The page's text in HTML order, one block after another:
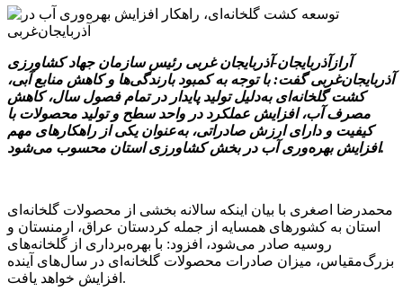
آرازآذربایجان-آذربایجان غربی رئیس سازمان جهاد کشاورزی
آذربایجان‌غربی گفت: با توجه به کمبود بارندگی‌ها و کاهش منابع آبی،
کشت گلخانه‌ای به‌دلیل تولید پایدار در تمام فصول سال، کاهش
مصرف آب، افزایش عملکرد در واحد سطح و تولید محصولات با
کیفیت و دارای ارزش صادراتی، به‌عنوان یکی از راهکارهای مهم
افزایش بهره‌وری آب در بخش کشاورزی استان محسوب می‌شود.
محمدرضا اصغری با بیان اینکه سالانه بخشی از محصولات گلخانه‌ای
استان به کشورهای همسایه از جمله کردستان عراق، ارمنستان و
روسیه صادر می‌شود، افزود: با بهره‌برداری از گلخانه‌های
بزرگ‌مقیاس، میزان صادرات محصولات گلخانه‌ای در سال‌های آینده
افزایش خواهد یافت.